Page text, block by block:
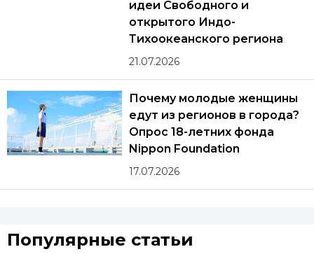
идеи Свободного и
открытого Индо-
Тихоокеанского региона
21.07.2026
Почему молодые женщины
едут из регионов в города?
Опрос 18-летних фонда
Nippon Foundation
17.07.2026
Популярные статьи